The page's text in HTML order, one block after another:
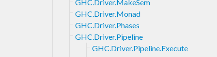
GHC.Driver.MakeSem
GHC.Driver.Monad
GHC.Driver.Phases
GHC.Driver.Pipeline
GHC.Driver.Pipeline.Execute